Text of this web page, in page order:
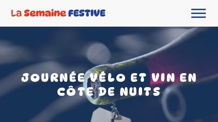
JOURNÉE VÉLO ET VIN EN
CÔTE DE NUITS